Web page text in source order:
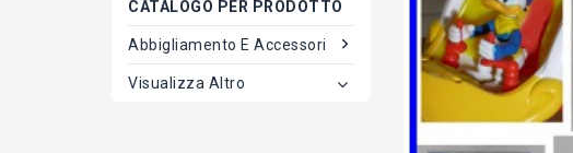
CATALOGO PER PRODOTTO
Abbigliamento E Accessori
Visualizza Altro